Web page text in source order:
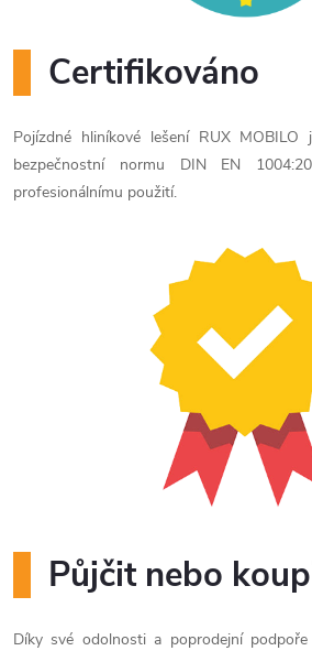
Certifikováno
Pojízdné hliníkové lešení RUX MOBILO
bezpečnostní normu DIN EN
profesionálnímu použití.
Půjčit nebo
Díky své odolnosti a poprodejní